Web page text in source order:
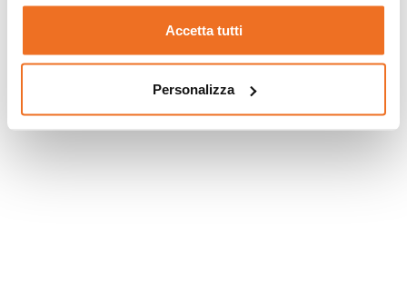
Accetta tutti
Personalizza